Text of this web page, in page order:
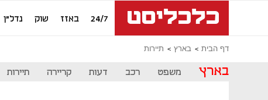
24/7 באזז שוק נדל"ן
דף הבית בארץ תיירות
בארץ משפט רכב דעות קריירה תיירות